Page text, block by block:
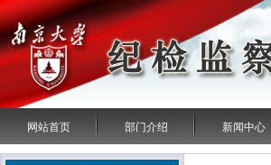
网站首页 部门介绍 新闻中心